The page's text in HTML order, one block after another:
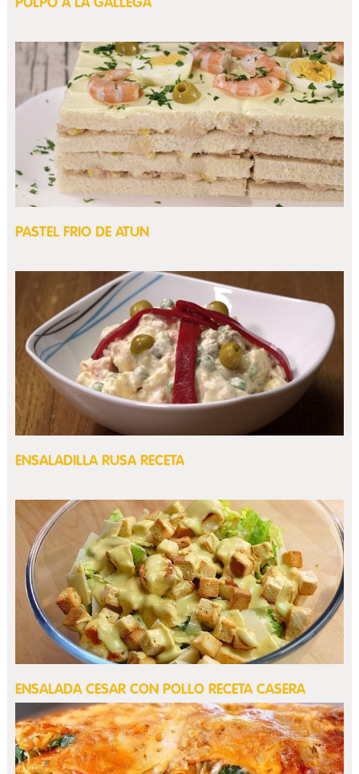
PULPO A LA GALLEGA
PASTEL FRIO DE ATUN
ENSALADILLA RUSA RECETA
ENSALADA CESAR CON POLLO RECETA CASERA